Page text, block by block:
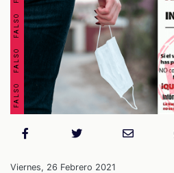
Viernes, 26 Febrero 2021